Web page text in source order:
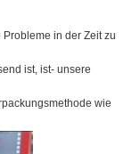
in der Zeit zu
ist, ist- unsere
wie